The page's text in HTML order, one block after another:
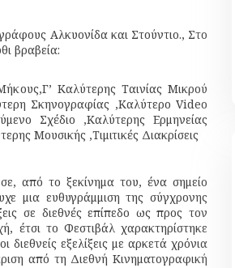
Αλκυονίδα και Στούντιο., Στο
βραβεία:
Καλύτερης Ταινίας Μικρού
Σκηνογραφίας ,Καλύτερο Video
Σχέδιο ,Καλύτερης Ερμηνείας
Μουσικής ,Τιμιτικές Διακρίσεις
από το ξεκίνημα του, ένα σημείο
μια ευθυγράμμιση της σύγχρονης
σε διεθνές επίπεδο ως προς τον
έτσι το Φεστιβάλ χαρακτηρίστηκε
εξελίξεις με αρκετά χρόνια
από τη Διεθνή Κινηματογραφική